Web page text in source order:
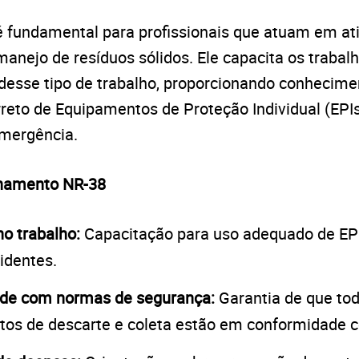
fundamental para profissionais que atuam em
de resíduos sólidos. Ele capacita os
tipo de trabalho, proporcionando
de Equipamentos de Proteção Individual
NR-38
trabalho: Capacitação para uso adequado de
com normas de segurança: Garantia de que
de descarte e coleta estão em conformidade